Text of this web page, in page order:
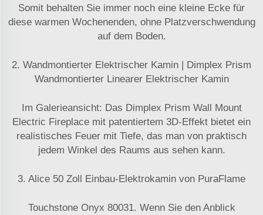
Somit behalten Sie immer noch eine kleine Ecke für
diese warmen Wochenenden, ohne Platzverschwendung
auf dem Boden.
2. Wandmontierter Elektrischer Kamin | Dimplex Prism
Wandmontierter Linearer Elektrischer Kamin
Im Galerieansicht: Das Dimplex Prism Wall Mount
Electric Fireplace mit patentiertem 3D-Effekt bietet ein
realistisches Feuer mit Tiefe, das man von praktisch
jedem Winkel des Raums aus sehen kann.
3. Alice 50 Zoll Einbau-Elektrokamin von PuraFlame
Touchstone Onyx 80031. Wenn Sie den Anblick